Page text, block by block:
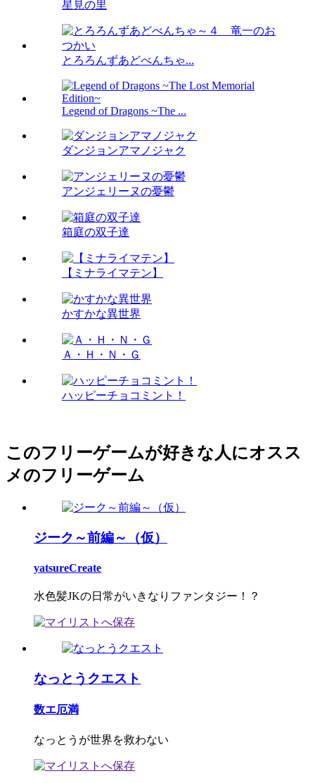
星見の里
とろろんずあどべんちゃ...
Legend of Dragons ~The ...
ダンジョンアマノジャク
アンジェリーヌの憂鬱
箱庭の双子達
【ミナライマテン】
かすかな異世界
Ａ・Ｈ・Ｎ・Ｇ
ハッピーチョコミント！
このフリーゲームが好きな人にオスス
メのフリーゲーム
ジーク～前編～（仮）
yatsureCreate
水色髪JKの日常がいきなりファンタジー！？
なっとうクエスト
数エ厄満
なっとうが世界を救わない